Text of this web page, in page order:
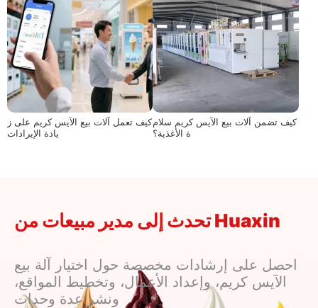
كيف تعمل آلات بيع الآيس كريم على ز
يادة الإيرادات
كيف تضمن آلات بيع الآيس كريم سلام
ة الأغذية؟
تحدث إلى مدير مبيعات من Huaxin
احصل على إرشادات مخصصة حول اختيار آلة بيع
الآيس كريم، وإعداد الأعمال، وتخطيط المواقع،
ونشر عدة وحدات